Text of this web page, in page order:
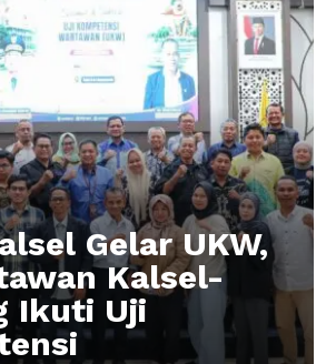
Gelar UKW,
Kalsel-
Ikuti Uji